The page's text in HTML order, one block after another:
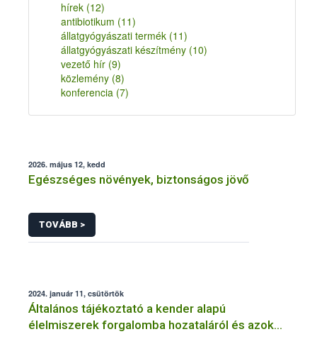
hírek (12)
antibiotikum (11)
állatgyógyászati termék (11)
állatgyógyászati készítmény (10)
vezető hír (9)
közlemény (8)
konferencia (7)
2026. május 12, kedd
Egészséges növények, biztonságos jövő
TOVÁBB >
2024. január 11, csütörtök
Általános tájékoztató a kender alapú
élelmiszerek forgalomba hozataláról és azok